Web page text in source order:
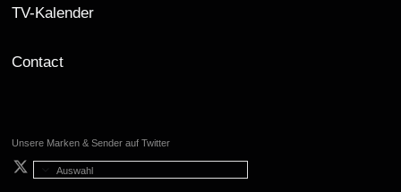
TV-Kalender
Contact
Unsere Marken & Sender auf Twitter
Auswahl